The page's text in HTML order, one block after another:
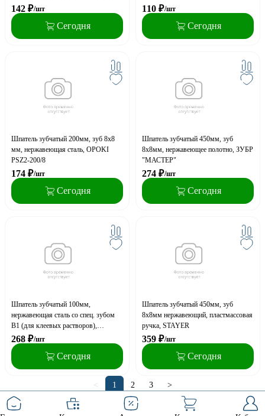
растворов), JETTOOLS
142 ₽/шт
Сегодня
110 ₽/шт
Сегодня
Шпатель зубчатый 200мм, зуб 8х8
мм, нержавеющая сталь, OPOKI
PSZ2-200/8
174 ₽/шт
Сегодня
Шпатель зубчатый 450мм, зуб
8х8мм, нержавеющее полотно, ЗУБР
"МАСТЕР"
274 ₽/шт
Сегодня
Шпатель зубчатый 100мм,
нержавеющая сталь со спец. зубом
В1 (для клеевых растворов),
JETTOOLS
268 ₽/шт
Сегодня
Шпатель зубчатый 450мм, зуб
8х8мм нержавеющий, пластмассовая
ручка, STAYER
359 ₽/шт
Сегодня
< 1 2 3 >